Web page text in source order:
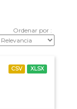
Ordenar por
CSV XLSX